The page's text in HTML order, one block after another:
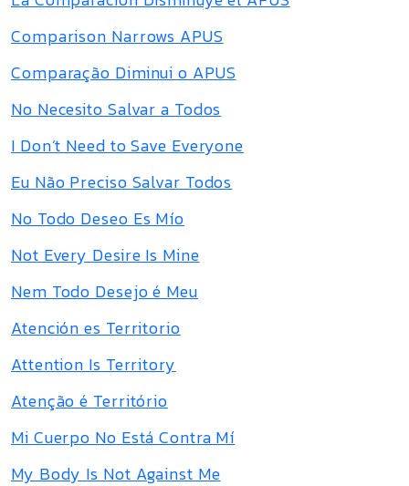
Comparison Narrows APUS
Comparação Diminui o APUS
No Necesito Salvar a Todos
I Don’t Need to Save Everyone
Eu Não Preciso Salvar Todos
No Todo Deseo Es Mío
Not Every Desire Is Mine
Nem Todo Desejo é Meu
Atención es Territorio
Attention Is Territory
Atenção é Território
Mi Cuerpo No Está Contra Mí
My Body Is Not Against Me